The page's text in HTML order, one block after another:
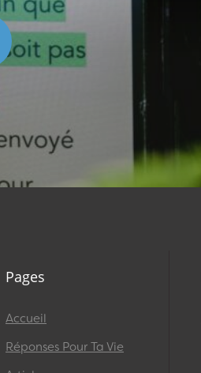
Pages
Accueil
Réponses Pour Ta Vie